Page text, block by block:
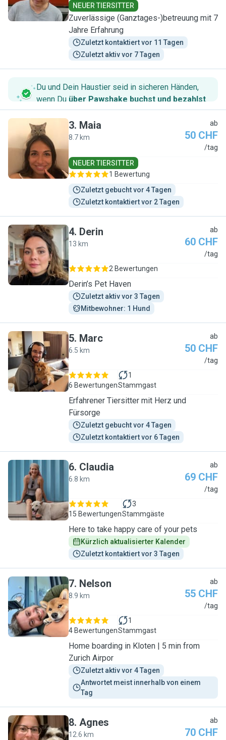
NEUER TIERSITTER
Zuverlässige (Ganztages-)betreuung mit 7
Jahre Erfahrung
Zuletzt kontaktiert vor 11 Tagen
Zuletzt aktiv vor 7 Tagen
Du und Dein Haustier seid in sicheren Händen,
wenn Du über Pawshake buchst und bezahlst.
M
3. Maia
8.7 km
ab
50 CHF
/tag
NEUER TIERSITTER
1 Bewertung
Zuletzt gebucht vor 4 Tagen
Zuletzt kontaktiert vor 2 Tagen
D
4. Derin
13 km
ab
60 CHF
/tag
2 Bewertungen
Derin’s Pet Haven
Zuletzt aktiv vor 3 Tagen
Mitbewohner: 1 Hund
M
5. Marc
6.5 km
ab
50 CHF
/tag
6 Bewertungen
1
Stammgast
Erfahrener Tiersitter mit Herz und
Fürsorge
Zuletzt gebucht vor 4 Tagen
Zuletzt kontaktiert vor 6 Tagen
C
6. Claudia
6.8 km
ab
69 CHF
/tag
15 Bewertungen
3
Stammgäste
Here to take happy care of your pets
Kürzlich aktualisierter Kalender
Zuletzt kontaktiert vor 3 Tagen
N
7. Nelson
8.9 km
ab
55 CHF
/tag
4 Bewertungen
1
Stammgast
Home boarding in Kloten | 5 min from
Zurich Airpor
Zuletzt aktiv vor 4 Tagen
Antwortet meist innerhalb von einem
Tag
8. Agnes
12.6 km
ab
70 CHF